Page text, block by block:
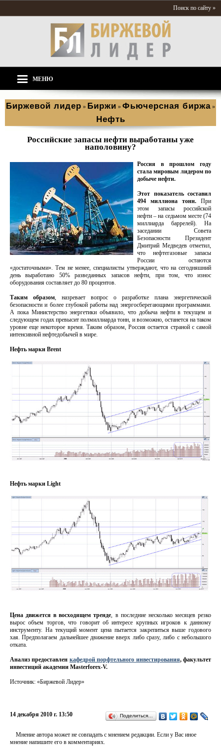
Поиск по сайту »
МЕНЮ
Биржевой лидер » Биржи » Фьючерсная биржа »
Нефть
Российские запасы нефти выработаны уже
наполовину?
Россия в прошлом году
стала мировым лидером по
добыче нефти.
Этот показатель составил
494 миллиона тонн. При
этом запасы российской
нефти – на седьмом месте (74
миллиарда баррелей). На
заседании Совета
Безопасности Президент
Дмитрий Медведев отметил,
что нефтегазовые запасы
России остаются
«достаточными». Тем не менее, специалисты утверждают, что на сегодняшний
день выработано 50% разведанных запасов нефти, при том, что износ
оборудования составляет до 80 процентов.
Таким образом, назревает вопрос о разработке плана энергетической
безопасности и более глубокой работы над энергосберегающими программами.
А пока Министерство энергетики объявило, что добыча нефти в текущем и
следующем годах превысит полмиллиарда тонн, и возможно, останется на таком
уровне еще некоторое время. Таким образом, Россия остается страной с самой
интенсивной нефтедобычей в мире.
Нефть марки Brent
Нефть марки Light
Цена движется в восходящем тренде , в последние несколько месяцев резко
вырос объем торгов, что говорит об интересе крупных игроков к данному
инструменту. На текущий момент цена пытается закрепиться выше годового
хая. Предполагаем дальнейшее движение вверх либо сразу, либо с небольшого
отката.
Анализ предоставлен кафедрой порфтельного инвестирования, факультет
инвестиций академии Masterforex-V.
Источник: «Биржевой Лидер»
14 декабря 2010 г. 13:50 Поделиться…
Мнение автора может не совпадать с мнением редакции. Если у Вас иное
мнение напишите его в комментариях.